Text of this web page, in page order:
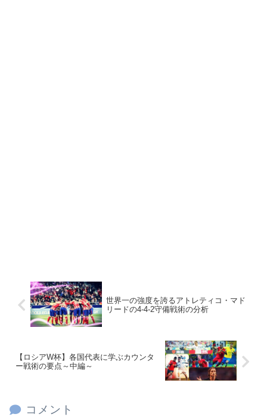
世界一の強度を誇るアトレティコ・マド
リードの4-4-2守備戦術の分析
【ロシアW杯】各国代表に学ぶカウンタ
ー戦術の要点～中編～
コメント